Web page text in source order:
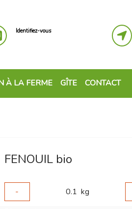
Identifiez-vous
À LA FERME GÎTE CONTACT
FENOUIL bio
-
0.1 kg